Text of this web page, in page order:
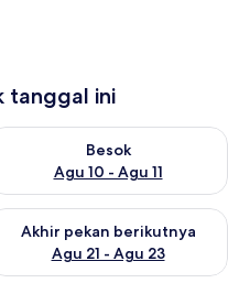
tanggal ini
Agu 9 - Agu 10
Besok
Agu 10 - Agu 11
ketersediaan untuk
ini Agu 14 - Agu 16
Akhir pekan berikutnya
Agu 21 - Agu 23
ketersediaan untuk